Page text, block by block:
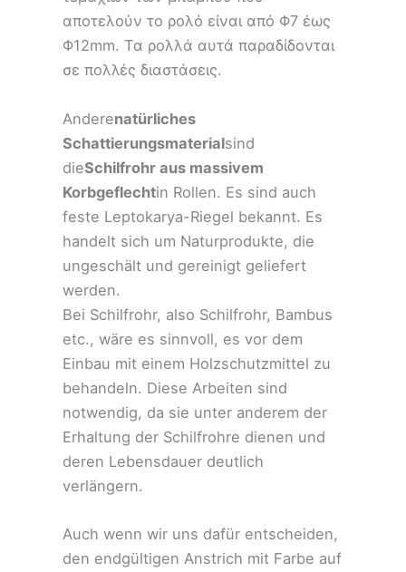
αποτελούν το ρολό είναι από Φ7 έως
Φ12mm. Τα ρολλά αυτά παραδίδονται
σε πολλές διαστάσεις.
Anderenatürliches
Schattierungsmaterialsind
dieSchilfrohr aus massivem
Korbgeflechtin Rollen. Es sind auch
feste Leptokarya-Riegel bekannt. Es
handelt sich um Naturprodukte, die
ungeschält und gereinigt geliefert
werden.
Bei Schilfrohr, also Schilfrohr, Bambus
etc., wäre es sinnvoll, es vor dem
Einbau mit einem Holzschutzmittel zu
behandeln. Diese Arbeiten sind
notwendig, da sie unter anderem der
Erhaltung der Schilfrohre dienen und
deren Lebensdauer deutlich
verlängern.
Auch wenn wir uns dafür entscheiden,
den endgültigen Anstrich mit Farbe auf